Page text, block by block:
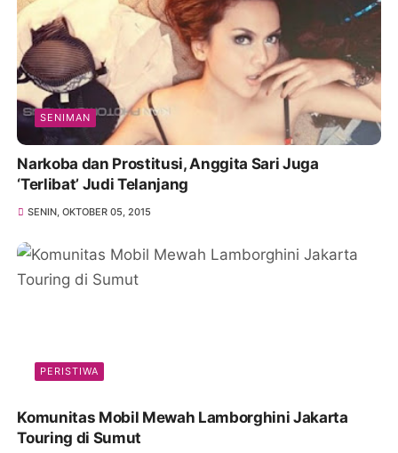
SENIMAN
Narkoba dan Prostitusi, Anggita Sari Juga
‘Terlibat’ Judi Telanjang
SENIN, OKTOBER 05, 2015
PERISTIWA
Komunitas Mobil Mewah Lamborghini Jakarta
Touring di Sumut